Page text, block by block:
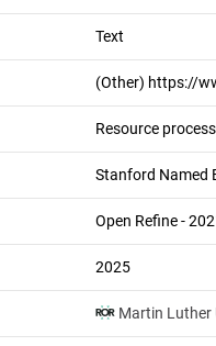
Text
(Other) https://
Resource
Stanford Named
Open Refine -
2025
Martin Luther